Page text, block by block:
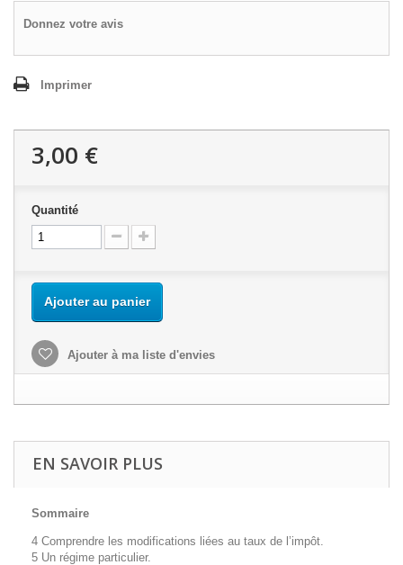
Donnez votre avis
Imprimer
3,00 €
Quantité
Ajouter au panier
Ajouter à ma liste d'envies
EN SAVOIR PLUS
Sommaire
4 Comprendre les modifications liées au taux de l’impôt.
5 Un régime particulier.